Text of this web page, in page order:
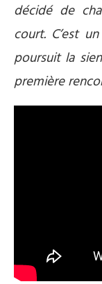
décidé de
court. C’est
poursuit la
première